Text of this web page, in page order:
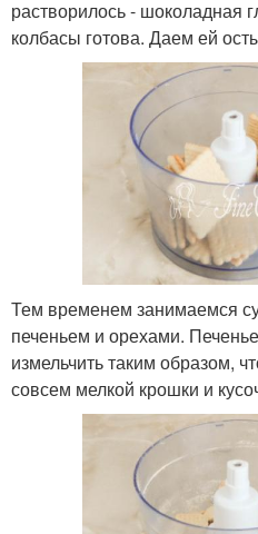
растворилось - шоколадная
колбасы готова. Даем ей
Тем временем занимаемся
печеньем и орехами.
измельчить таким образом,
совсем мелкой крошки и